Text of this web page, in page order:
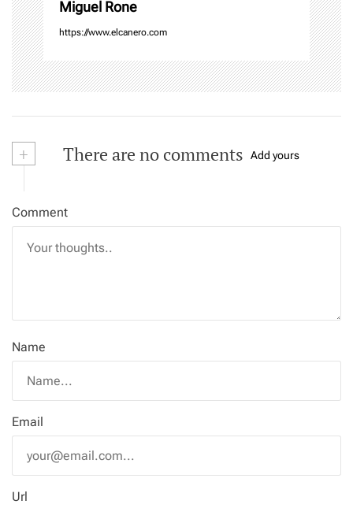
Miguel Rone
https://www.elcanero.com
+ There are no comments Add yours
Comment
Name
Email
Url